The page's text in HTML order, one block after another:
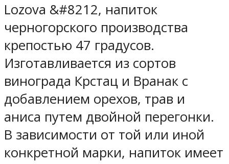
Lozova &#8212, напиток
черногорского производства
крепостью 47 градусов.
Изготавливается из сортов
винограда Крстац и Вранак с
добавлением орехов, трав и
аниса путем двойной перегонки.
В зависимости от той или иной
конкретной марки, напиток имеет